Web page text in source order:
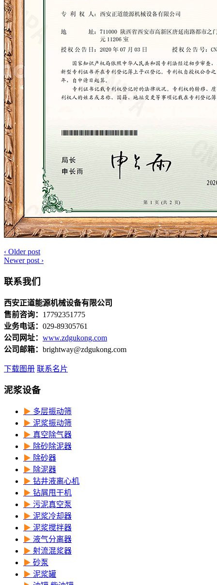
‹ Older post
Newer post ›
联系我们
西安正道能源机械设备有限公司
售前咨询： 17792351775
业务电话： 029-89305761
公司网址： www.zdgukong.com
公司邮箱： brightway@zdgukong.com
下载图册 联系名片
泥浆设备
▶ 多层振动筛
▶ 泥浆振动筛
▶ 真空除气器
▶ 除砂除泥器
▶ 除砂器
▶ 除泥器
▶ 钻井液离心机
▶ 钻屑甩干机
▶ 污泥真空泵
▶ 泥浆冷却器
▶ 泥浆搅拌器
▶ 液气分离器
▶ 射流混浆器
▶ 砂泵
▶ 泥浆罐